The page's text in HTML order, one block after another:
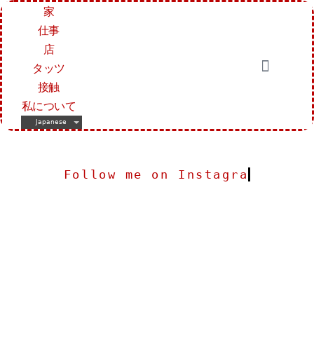
家
仕事
店
タッツ
接触
私について
Japanese
Follow me on Instagram